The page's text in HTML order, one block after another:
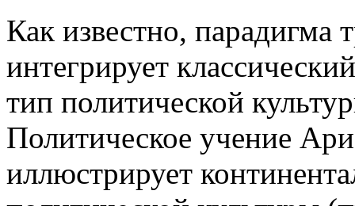
Как известно, парадигма
интегрирует
тип политической
Политическое учение
иллюстрирует